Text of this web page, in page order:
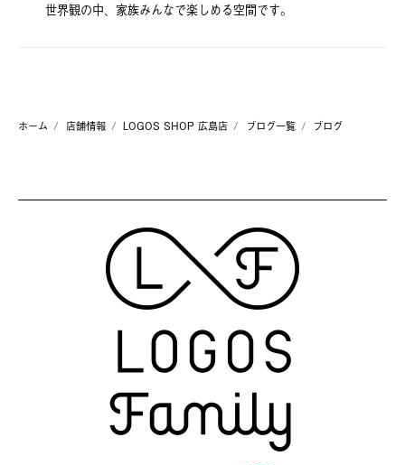
世界観の中、家族みんなで楽しめる空間です。
ホーム 店舗情報 LOGOS SHOP 広島店 ブログ一覧 ブログ